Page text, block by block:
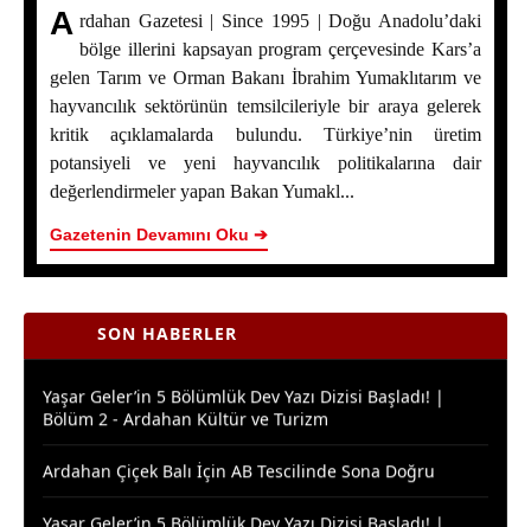
A rdahan Gazetesi | Since 1995 | Doğu Anadolu’daki
bölge illerini kapsayan program çerçevesinde Kars’a
gelen Tarım ve Orman Bakanı İbrahim Yumaklıtarım ve
hayvancılık sektörünün temsilcileriyle bir araya gelerek
kritik açıklamalarda bulundu. Türkiye’nin üretim
potansiyeli ve yeni hayvancılık politikalarına dair
değerlendirmeler yapan Bakan Yumakl...
Gazetenin Devamını Oku ➔
SON HABERLER
Bakan Yumaklı Kars’ta Temaslarda Bulundu: Ardahan
Program Dışında Kaldı
ERZİNCAN İL ÖZEL İDARESİ SPOR KULÜBÜ AIR
BADMINTON’DA TÜRKİYE ŞAMPİYONU OLDU
Ardahan Çiçek Balında 2026 Sezonunun İlk Hasadı
Ardahan Çiçek Balı İçin AB Tescilinde Sona Doğru
Yaşar Geler’in 5 Bölümlük Dev Yazı Dizisi Başladı! |
Bölüm 1: Ardahan Akademi Dünyası